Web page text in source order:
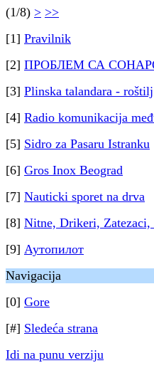
(1/8) > >>
[1] Pravilnik
[2] ПРОБЛЕМ СА
[3] Plinska talandara - roštilj
[4] Radio komunikacija
[5] Sidro za Pasaru Istranku
[6] Gros Inox Beograd
[7] Nauticki sporet na drva
[8] Nitne, Drikeri, Zatezaci,
[9] Аутопилот
Navigacija
[0] Gore
[#] Sledeća strana
Idi na punu verziju